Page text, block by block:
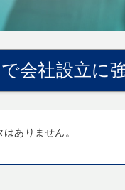
会社設立に
ありません。